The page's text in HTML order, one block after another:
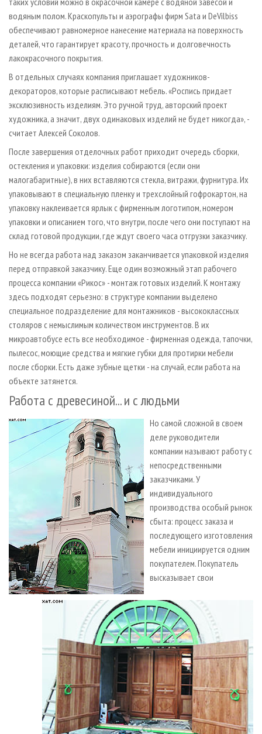
водяным полом. Краскопульты и аэрографы фирм Sata и DeVilbiss
обеспечивают равномерное нанесение материала на поверхность
деталей, что гарантирует красоту, прочность и долговечность
лакокрасочного покрытия.
В отдельных случаях компания приглашает художников­
декораторов, которые расписывают мебель. «Роспись придает
эксклюзивность изделиям. Это ручной труд, авторский проект
художника, а значит, двух одинаковых изделий не будет никогда», -
считает Алексей Соколов.
После завершения отделочных работ приходит очередь сборки,
остекления и упаковки: изделия собираются (если они
малогабаритные), в них вставляются стекла, витражи, фурнитура. Их
упаковывают в специальную пленку и трехслойный гофрокартон, на
упаковку наклеивается ярлык с фирменным логотипом, номером
упаковки и описанием того, что внутри, после чего они поступают на
склад готовой продукции, где ждут своего часа отгрузки заказчику.
Но не всегда работа над заказом заканчивается упаковкой изделия
перед отправкой заказчику. Еще один возможный этап рабочего
процесса компании «Рикос» - монтаж готовых изделий. К монтажу
здесь подходят серьезно: в структуре компании выделено
специальное подразделение для монтажников - высококлассных
столяров с немыслимым количеством инструментов. В их
микроавтобусе есть все необходимое - фирменная одежда, тапочки,
пылесос, моющие средства и мягкие губки для протирки мебели
после сборки. Есть даже зубные щетки - на случай, если работа на
объекте затянется.
Работа с древесиной... и с людьми
Но самой сложной в своем
деле руководители
компании называют работу с
непосредственными
заказчиками. У
индивидуального
производства особый рынок
сбыта: процесс заказа и
последующего изготовления
мебели инициируется одним
покупателем. Покупатель
высказывает свои